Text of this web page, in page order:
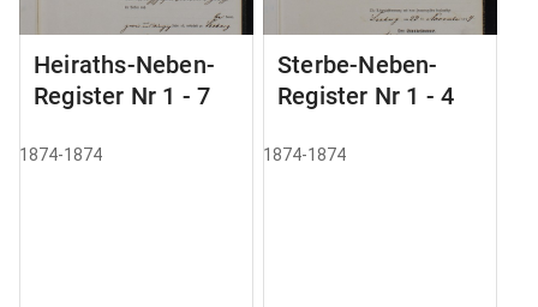
Heiraths-Neben-
Register Nr 1 - 7
1874-1874
Sterbe-Neben-
Register Nr 1 - 4
1874-1874